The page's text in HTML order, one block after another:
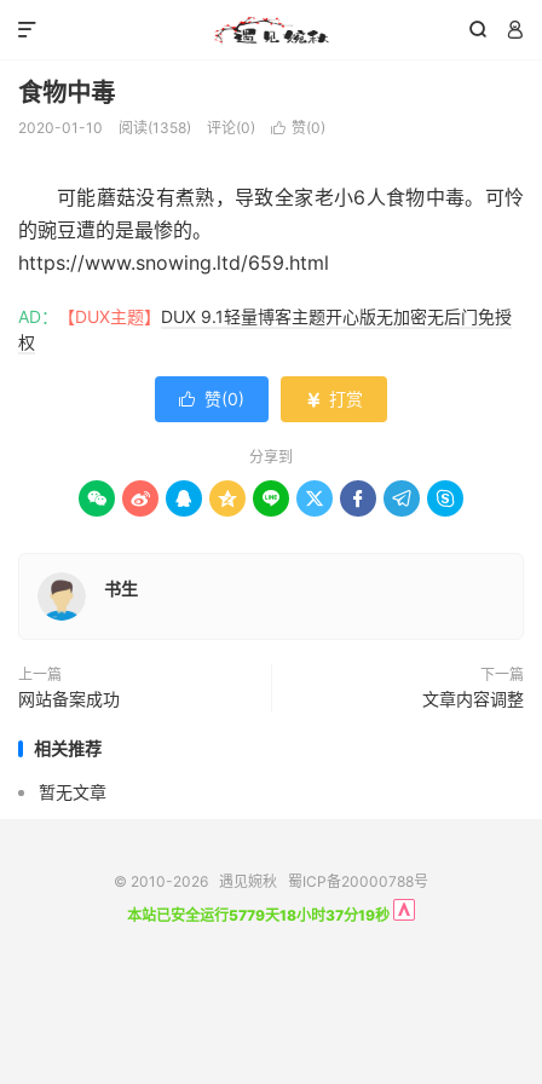
 

食物中毒
2020-01-10 阅读(1358) 评论(0)  赞(0)
可能蘑菇没有煮熟，导致全家老小6人食物中毒。可怜
的豌豆遭的是最惨的。
https://www.snowing.ltd/659.html
AD： 【DUX主题】 DUX 9.1轻量博客主题开心版无加密无后门免授
权
 赞(0)  打赏
分享到
        
书生
上一篇
网站备案成功
下一篇
文章内容调整
相关推荐
暂无文章
© 2010-2026 遇见婉秋
蜀ICP备20000788号
本站已安全运行5779天18小时37分19秒